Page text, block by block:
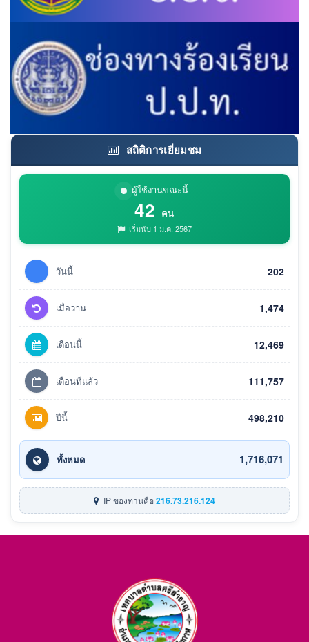
สถิติการเยี่ยมชม
ผู้ใช้งานขณะนี้
42 คน
เริ่มนับ 1 ม.ค. 2567
วันนี้ 202
เมื่อวาน 1,474
เดือนนี้ 12,469
เดือนที่แล้ว 111,757
ปีนี้ 498,210
ทั้งหมด 1,716,071
IP ของท่านคือ216.73.216.124